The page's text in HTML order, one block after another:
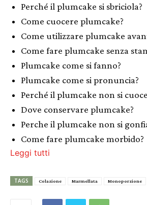
Perché il plumcake si sbriciola?
Come cuocere plumcake?
Come utilizzare plumcake
Come fare plumcake senza
Plumcake come si fanno?
Plumcake come si pronuncia?
Perché il plumcake non si
Dove conservare plumcake?
Perche il plumcake non si
Come fare plumcake morbido?
Leggi tutti
TAGS Colazione Marmellata Monoporzione